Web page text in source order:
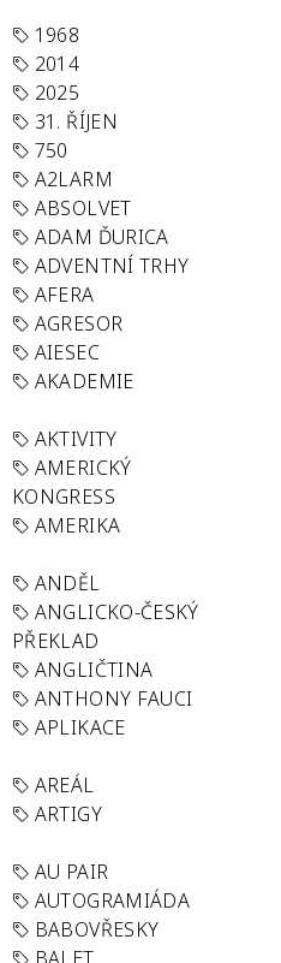
1968
2014
2025
31. ŘÍJEN
750
A2LARM
ABSOLVET
ADAM ĎURICA
ADVENTNÍ TRHY
AFERA
AGRESOR
AIESEC
AKADEMIE
AKTIVITY
AMERICKÝ
KONGRESS
AMERIKA
ANDĚL
ANGLICKO-ČESKÝ
PŘEKLAD
ANGLIČTINA
ANTHONY FAUCI
APLIKACE
AREÁL
ARTIGY
AU PAIR
AUTOGRAMIÁDA
BABOVŘESKY